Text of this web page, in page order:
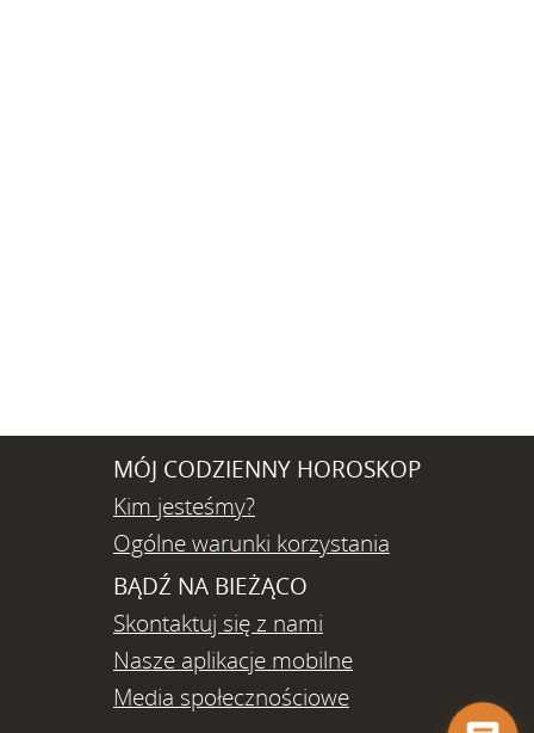
MÓJ CODZIENNY HOROSKOP
Kim jesteśmy?
Ogólne warunki korzystania
BĄDŹ NA BIEŻĄCO
Skontaktuj się z nami
Nasze aplikacje mobilne
Media społecznościowe